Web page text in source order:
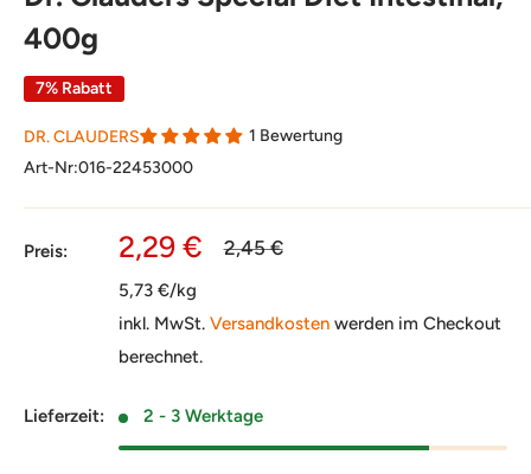
400g
7% Rabatt
DR. CLAUDERS
1 Bewertung
Art-Nr:016-22453000
Preis: Sonderpreis
2,29 € Normalpreis
2,45 €
5,73 €/kg
inkl. MwSt. Versandkosten werden im Checkout
berechnet.
Lieferzeit: 2 - 3 Werktage